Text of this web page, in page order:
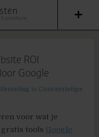
ROI
Google
Conversietips
voor wat je
gratis tools Google